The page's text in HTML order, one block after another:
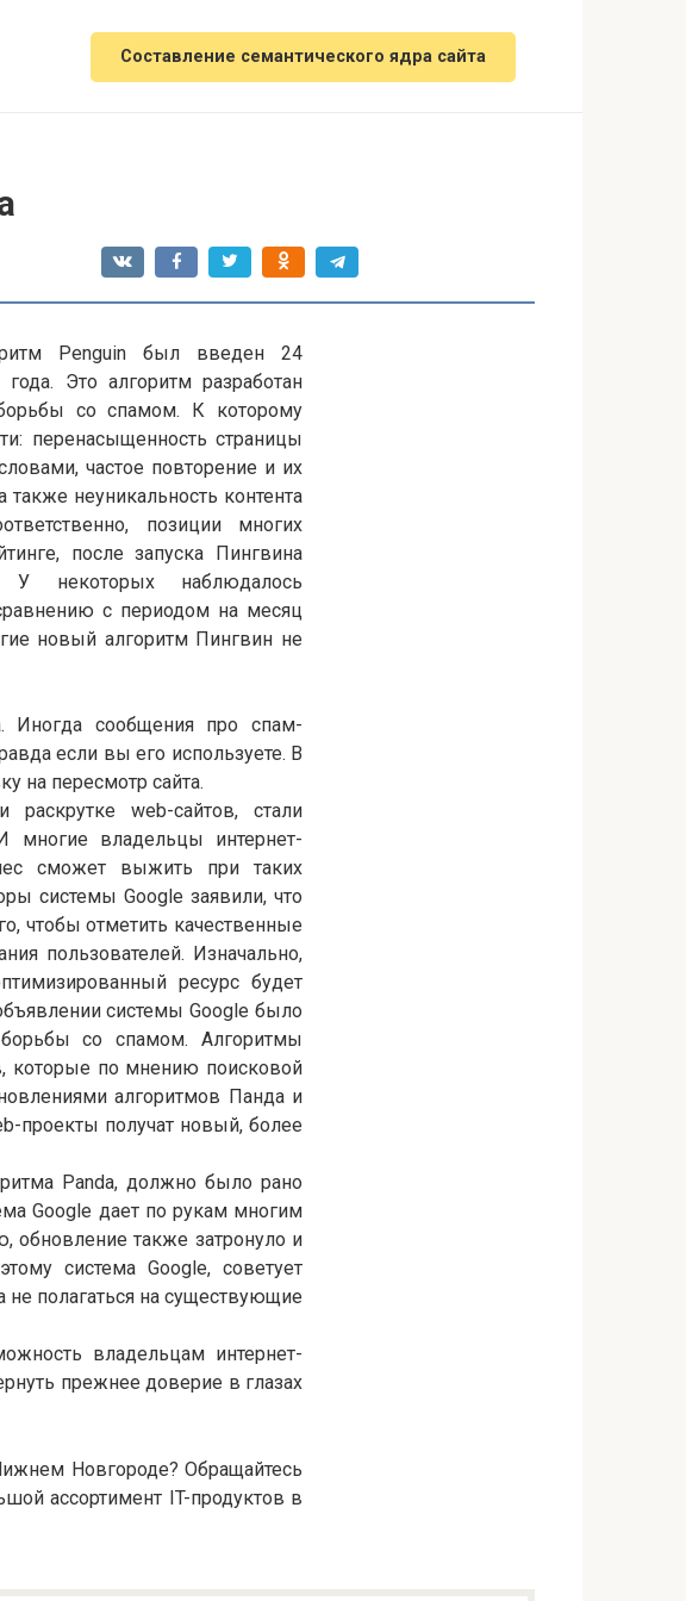
Составление семантического ядра сайта
Penguin был введен 24
года. Это алгоритм разработан
со спамом. К которому
перенасыщенность страницы
частое повторение и их
также неуникальность контента
позиции многих
после запуска Пингвина
У некоторых наблюдалось
с периодом на месяц
новый алгоритм Пингвин не
Иногда сообщения про спам-
если вы его используете. В
на пересмотр сайта.
web-сайтов, стали
многие владельцы интернет-
сможет выжить при таких
системы Google заявили, что
чтобы отметить качественные
пользователей. Изначально,
ресурс будет
системы Google было
со спамом. Алгоритмы
которые по мнению поисковой
алгоритмов Панда и
проекты получат новый, более
Panda, должно было рано
Google дает по рукам многим
также затронуло и
система Google, советует
не полагаться на существующие
владельцам интернет-
прежнее доверие в глазах
Новгороде? Обращайтесь
ассортимент IT-продуктов в